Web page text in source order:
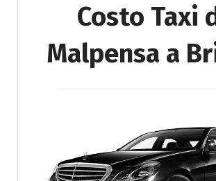
Costo Taxi
Malpensa a